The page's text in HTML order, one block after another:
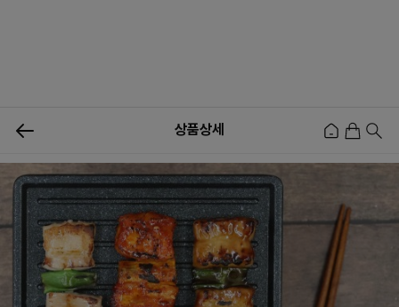
신상품행사상품이벤트메뉴쇼핑사업자등업신청
상품상세